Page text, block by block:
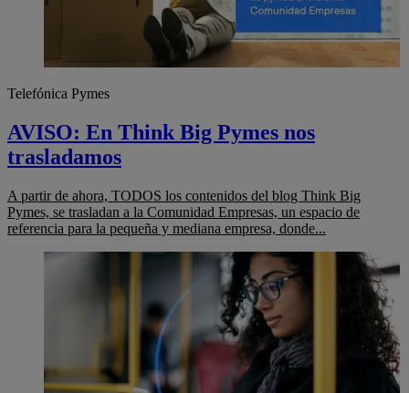
Telefónica Pymes
AVISO: En Think Big Pymes nos
trasladamos
A partir de ahora, TODOS los contenidos del blog Think Big
Pymes, se trasladan a la Comunidad Empresas, un espacio de
referencia para la pequeña y mediana empresa, donde...